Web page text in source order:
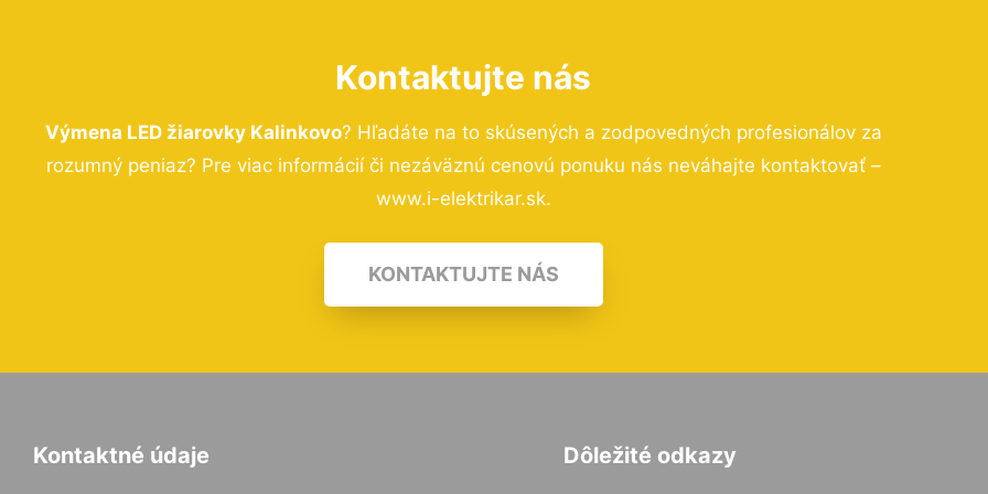
Kontaktujte nás
Výmena LED žiarovky Kalinkovo? Hľadáte na to skúsených a zodpovedných profesionálov za
rozumný peniaz? Pre viac informácií či nezáväznú cenovú ponuku nás neváhajte kontaktovať –
www.i-elektrikar.sk.
KONTAKTUJTE NÁS
Kontaktné údaje Dôležité odkazy